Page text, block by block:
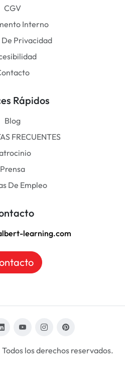
CGV
Interno
Privacidad
Rápidos
Blog
FRECUENTES
Prensa
De Empleo
learning.com
Todos los derechos reservados.